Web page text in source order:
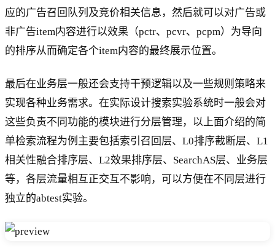
应的广告召回队列及竞价相关信息，然后就可以对广告或
非广告item内容进行以效果（pctr、pcvr、pcpm）为导向
的排序从而确定各个item内容的最终展示位置。
最后在业务层一般还会支持干预逻辑以及一些规则策略来
实现各种业务需求。在实际设计搜索实验系统时一般会对
这些负责不同功能的模块进行分层管理，以上面介绍的简
单检索流程为例主要包括索引召回层、L0排序截断层、L1
相关性融合排序层、L2效果排序层、SearchAS层、业务层
等，各层流量相互正交互不影响，可以方便在不同层进行
独立的abtest实验。